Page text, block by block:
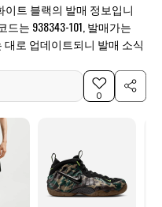
이트 블랙의 발매 정보입니
드는 938343-101, 발매가는
대로 업데이트되니 발매 소식
0